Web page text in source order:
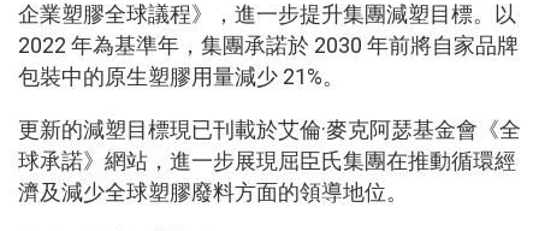
企業塑膠全球議程》，進一步提升集團減塑目標。以
2022 年為基準年，集團承諾於 2030 年前將自家品牌
包裝中的原生塑膠用量減少 21%。
更新的減塑目標現已刊載於艾倫·麥克阿瑟基金會《全
球承諾》網站，進一步展現屈臣氏集團在推動循環經
濟及減少全球塑膠廢料方面的領導地位。